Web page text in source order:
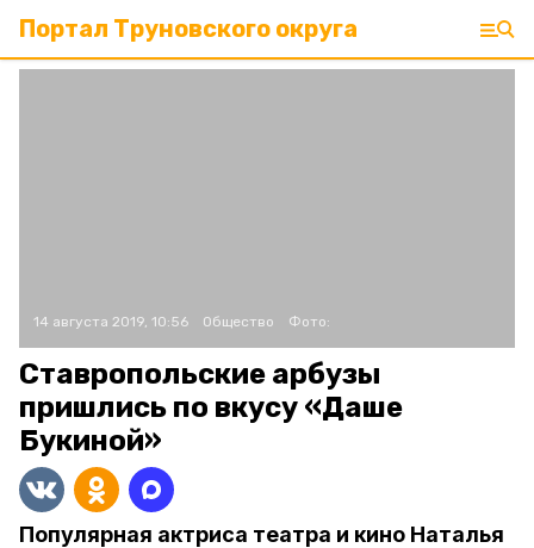
Портал Труновского округа
14 августа 2019, 10:56 Общество Фото:
Ставропольские арбузы
пришлись по вкусу «Даше
Букиной»
Популярная актриса театра и кино Наталья